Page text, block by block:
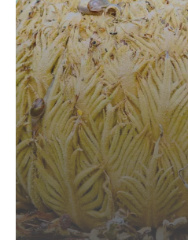
10 juillet 2026